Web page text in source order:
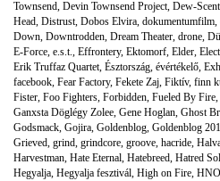
Townsend, Devin Townsend Project, Dew-
Head, Distrust, Dobos Elvira, dokumentumfilm,
Down, Downtrodden, Dream Theater, drone,
E-Force, e.s.t., Effrontery, Ektomorf, Elder,
Erik Truffaz Quartet, Észtország, évértékelő,
facebook, Fear Factory, Fekete Zaj, Fiktív, finn
Fister, Foo Fighters, Forbidden, Fueled By Fire,
Ganxsta Döglégy Zolee, Gene Hoglan, Ghost
Godsmack, Gojira, Goldenblog, Goldenblog
Grieved, grind, grindcore, groove, hacride,
Harvestman, Hate Eternal, Hatebreed, Hatred
Hegyalja, Hegyalja fesztivál, High on Fire,